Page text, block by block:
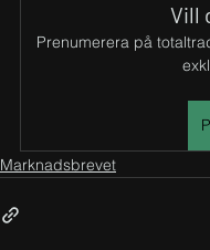
Vill
Prenumerera på
Marknadsbrevet